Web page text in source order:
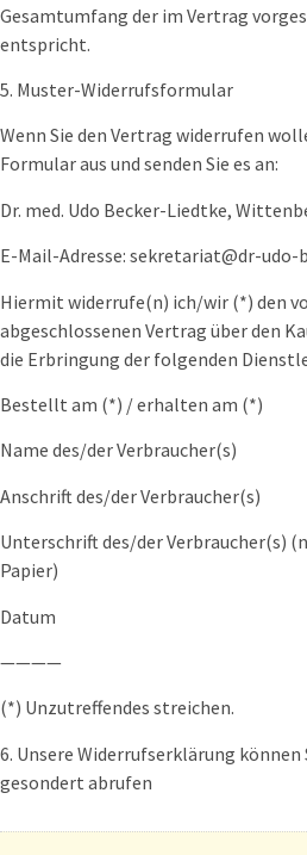
Gesamtumfang der im Vertrag
entspricht.
5. Muster-Widerrufsformular
Wenn Sie den Vertrag widerrufen
Formular aus und senden Sie es an:
Dr. med. Udo Becker-Liedtke,
E-Mail-Adresse: sekretariat@dr-udo-
Hiermit widerrufe(n) ich/wir (*) den
abgeschlossenen Vertrag über den
die Erbringung der folgenden
Bestellt am (*) / erhalten am (*)
Name des/der Verbraucher(s)
Anschrift des/der Verbraucher(s)
Unterschrift des/der Verbraucher(s)
Papier)
Datum
————
(*) Unzutreffendes streichen.
6. Unsere Widerrufserklärung können
gesondert abrufen